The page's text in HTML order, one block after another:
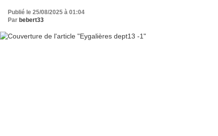
Publié le 25/08/2025 à 01:04
Par bebert33